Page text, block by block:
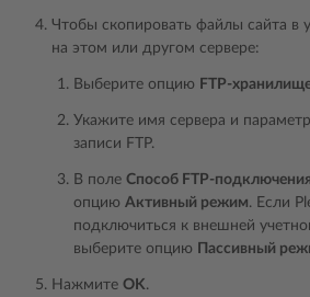
Чтобы скопировать файлы сайта в
на этом или другом сервере:
Выберите опцию FTP-
Укажите имя сервера и
записи FTP.
В поле Способ FTP-подключения
опцию Активный режим. Если
подключиться к внешней
выберите опцию
Пассивный
Нажмите OK.